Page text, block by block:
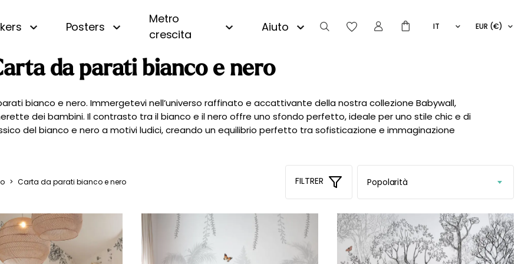
Panoramica
Motivi piccoli
A righe
A quadri e vichy
Di tendenza
Beige
Blu
Gialla
Rosa
Posters
Metro
crescita
Aiuto
IT
EUR (€)
da parati bianco e nero
bianco e nero. Immergetevi nell’universo raffinato e accattivante della nostra collezione Babywall,
dei bambini. Il contrasto tra il bianco e il nero offre uno sfondo perfetto, ideale per uno stile chic e di
del bianco e nero a motivi ludici, creando un equilibrio perfetto tra sofisticazione e immaginazione
> Carta da parati bianco e nero FILTRER